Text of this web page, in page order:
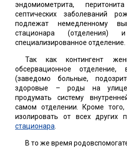
эндомиометрита,
септических заболеваний
подлежат немедленному
стационара (отделения)
специализированное отделение.
Так как контингент
обсервационное отделение,
(заведомо больные,
здоровые – роды на
продумать систему
самом отделении. Кроме
изолировать от всех других
стационара.
В то же время